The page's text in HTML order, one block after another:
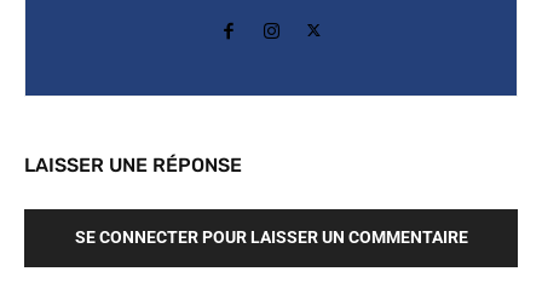
LAISSER UNE RÉPONSE
SE CONNECTER POUR LAISSER UN COMMENTAIRE